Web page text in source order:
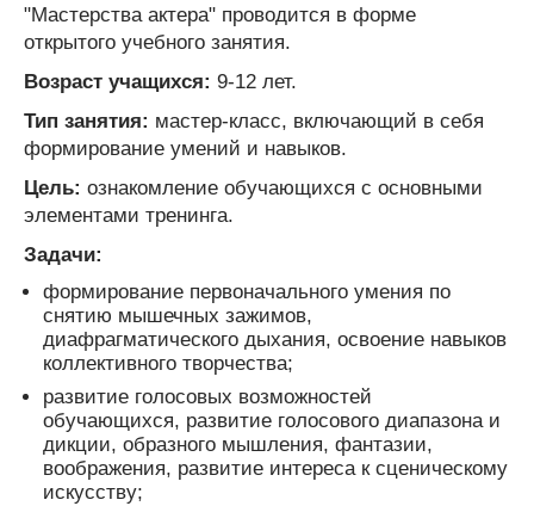
"Мастерства актера" проводится в форме
открытого учебного занятия.
Возраст учащихся: 9-12 лет.
Тип занятия: мастер-класс, включающий в себя
формирование умений и навыков.
Цель: ознакомление обучающихся с основными
элементами тренинга.
Задачи:
формирование первоначального умения по
снятию мышечных зажимов,
диафрагматического дыхания, освоение навыков
коллективного творчества;
развитие голосовых возможностей
обучающихся, развитие голосового диапазона и
дикции, образного мышления, фантазии,
воображения, развитие интереса к сценическому
искусству;